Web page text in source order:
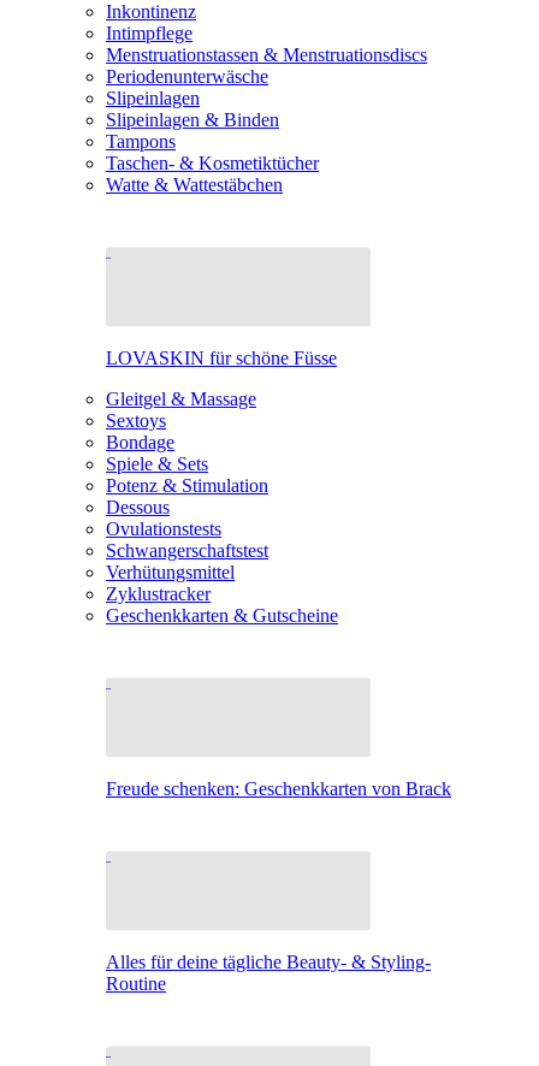
Inkontinenz
Intimpflege
Menstruationstassen & Menstruationsdiscs
Periodenunterwäsche
Slipeinlagen
Slipeinlagen & Binden
Tampons
Taschen- & Kosmetiktücher
Watte & Wattestäbchen
LOVASKIN für schöne Füsse
Gleitgel & Massage
Sextoys
Bondage
Spiele & Sets
Potenz & Stimulation
Dessous
Ovulationstests
Schwangerschaftstest
Verhütungsmittel
Zyklustracker
Geschenkkarten & Gutscheine
Freude schenken: Geschenkkarten von Brack
Alles für deine tägliche Beauty- & Styling-
Routine